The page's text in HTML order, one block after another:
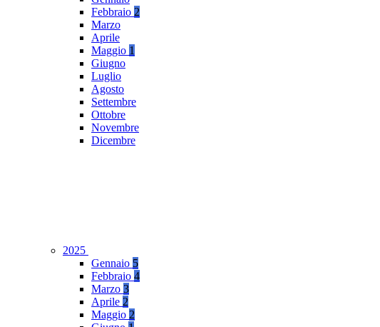
Febbraio 2
Marzo
Aprile
Maggio 1
Giugno
Luglio
Agosto
Settembre
Ottobre
Novembre
Dicembre
2025
Gennaio 5
Febbraio 4
Marzo 3
Aprile 2
Maggio 2